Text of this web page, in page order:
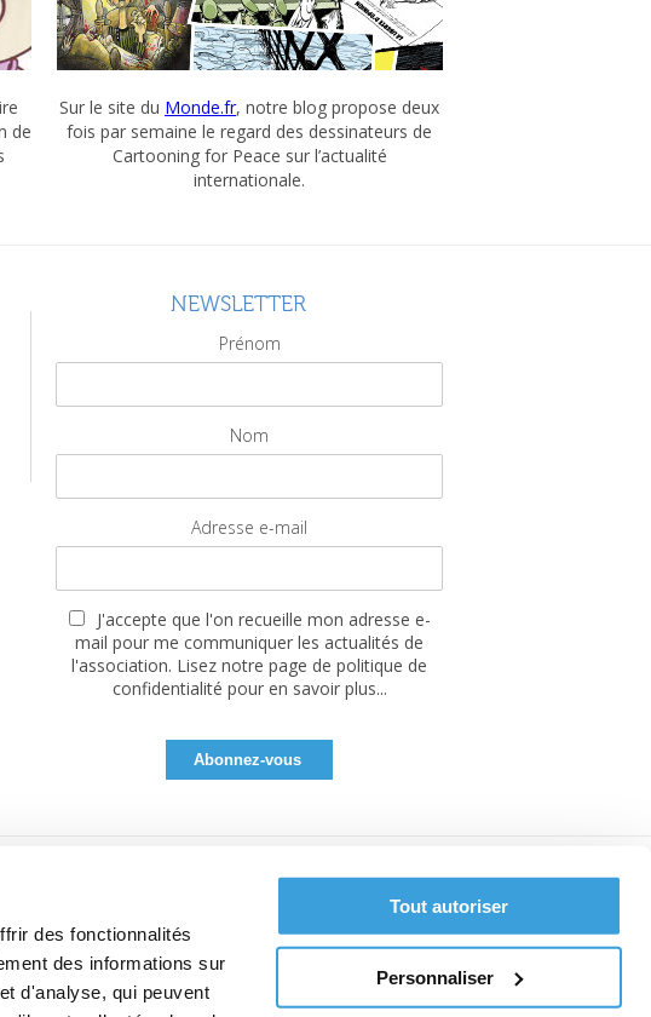
des fonctionnalités
des informations sur
d'analyse, qui peuvent
Tout autoriser
Personnaliser
de
Sur le site du Monde.fr, notre blog propose deux
fois par semaine le regard des dessinateurs de
Cartooning for Peace sur l’actualité
internationale.
NEWSLETTER
Prénom
Nom
Adresse e-mail
J'accepte que l'on recueille mon adresse e-
mail pour me communiquer les actualités de
l'association. Lisez notre page de politique de
confidentialité pour en savoir plus...